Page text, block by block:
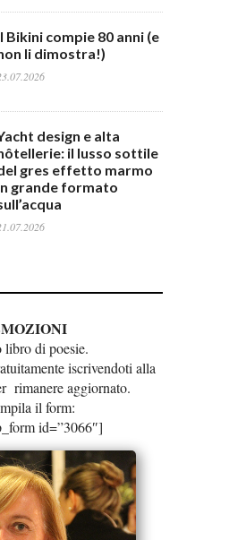
Bikini compie 80 anni (e
li dimostra!)
design e alta
il lusso sottile
gres effetto marmo
grande formato
di poesie.
iscrivendoti alla
rimanere aggiornato.
il form:
id=”3066″]